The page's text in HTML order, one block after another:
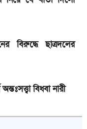
বিরুদ্ধে ছাত্রদলের
বিধবা নারী